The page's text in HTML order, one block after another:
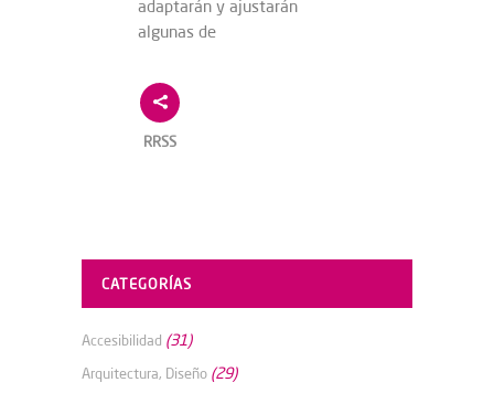
adaptarán y ajustarán
algunas de
RRSS
CATEGORÍAS
Accesibilidad (31)
Arquitectura, Diseño (29)